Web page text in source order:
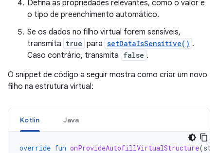
Defina as propriedades relevantes, como o valor e
o tipo de preenchimento automático.
Se os dados no filho virtual forem sensíveis,
transmita true para setDataIsSensitive() .
Caso contrário, transmita false .
O snippet de código a seguir mostra como criar um novo
filho na estrutura virtual:
Kotlin Java
override fun onProvideAutofillVirtualStructure(